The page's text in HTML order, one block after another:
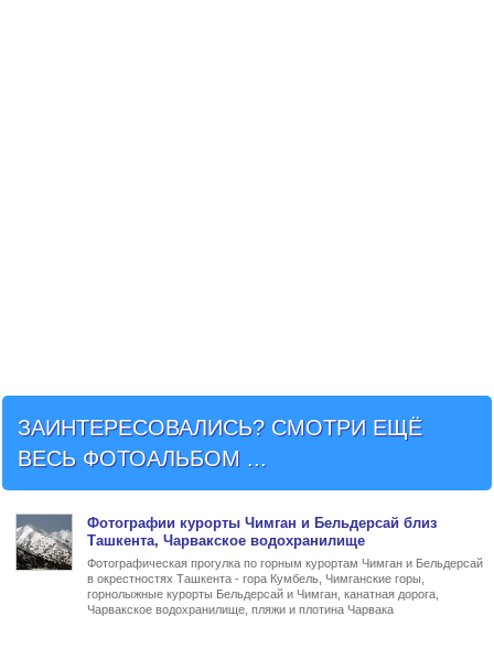
ЗАИНТЕРЕСОВАЛИСЬ? СМОТРИ ЕЩЁ
ВЕСЬ ФОТОАЛЬБОМ ...
Фотографии курорты Чимган и Бельдерсай близ
Ташкента, Чарвакское водохранилище
Фотографическая прогулка по горным курортам Чимган и Бельдерсай
в окрестностях Ташкента - гора Кумбель, Чимганские горы,
горнолыжные курорты Бельдерсай и Чимган, канатная дорога,
Чарвакское водохранилище, пляжи и плотина Чарвака